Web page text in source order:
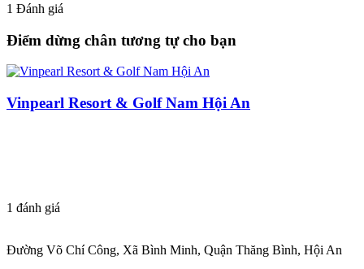
1 Đánh giá
Điểm dừng chân tương tự cho bạn
Vinpearl Resort & Golf Nam Hội An
1 đánh giá
Đường Võ Chí Công, Xã Bình Minh, Quận Thăng Bình, Hội An